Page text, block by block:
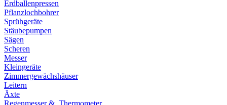
Erdballenpressen
Pflanzlochbohrer
Sprühgeräte
Stäubepumpen
Sägen
Scheren
Messer
Kleingeräte
Zimmergewächshäuser
Leitern
Äxte
Regenmesser & Thermometer